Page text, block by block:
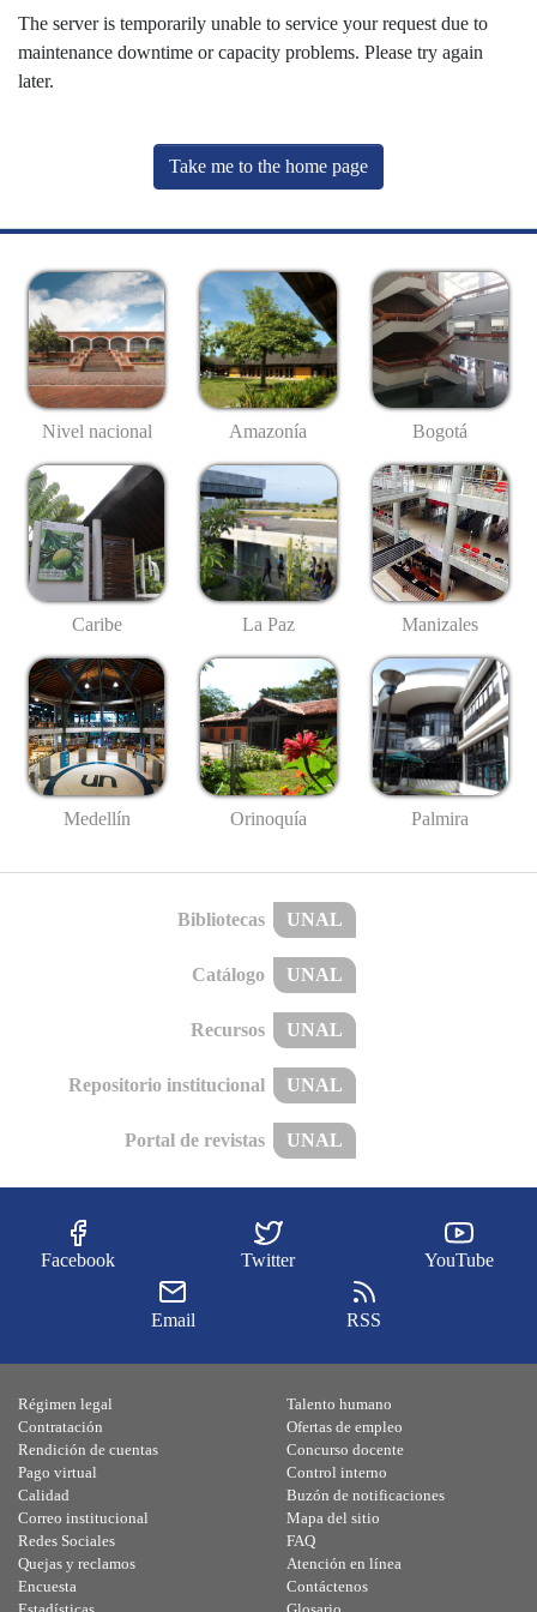
The server is temporarily unable to service your request due to
maintenance downtime or capacity problems. Please try again
later.
Take me to the home page
Nivel nacional Amazonía Bogotá
Caribe La Paz Manizales
Medellín Orinoquía Palmira
Bibliotecas UNAL
Catálogo UNAL
Recursos UNAL
Repositorio institucional UNAL
Portal de revistas UNAL
Facebook Twitter YouTube
Email RSS
Régimen legal
Contratación
Rendición de cuentas
Pago virtual
Calidad
Talento humano
Ofertas de empleo
Concurso docente
Control interno
Buzón de notificaciones
Correo institucional
Redes Sociales
Quejas y reclamos
Encuesta
Mapa del sitio
FAQ
Atención en línea
Contáctenos